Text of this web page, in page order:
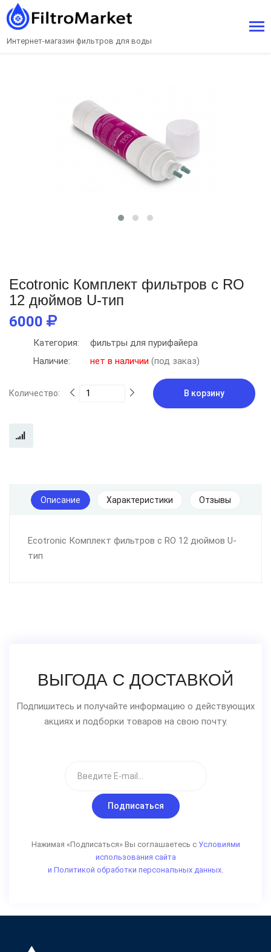
Интернет-магазин фильтров для воды
Ecotronic Комплект фильтров c RO
12 дюймов U-тип
6000
Категория:
фильтры для пурифайера
Наличие:
нет в наличии (под заказ)
Количество: В корзину
Описание Характеристики Отзывы
Ecotronic Комплект фильтров c RO 12 дюймов U-
тип
ВЫГОДА С ДОСТАВКОЙ
Подпишитесь и получайте информацию о действующих
акциях и подборки товаров на свою почту.
Подписаться
Нажимая «Подписаться» Вы соглашаетесь с Условиями
использования сайта
и Политикой обработки персональных данных.